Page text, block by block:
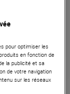
:
0 €
0%
pour optimiser les
en fonction de
la publicité et sa
de votre navigation
sur les réseaux